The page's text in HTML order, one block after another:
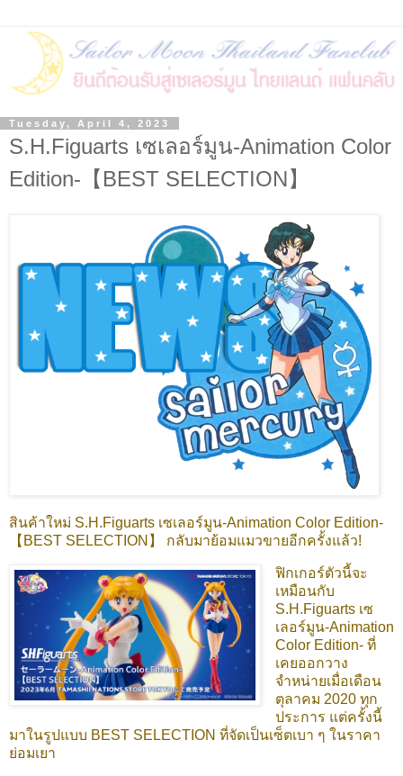
Tuesday, April 4, 2023
S.H.Figuarts เซเลอร์มูน-Animation Color
Edition-【BEST SELECTION】
สินค้าใหม่ S.H.Figuarts เซเลอร์มูน-Animation Color Edition-
【BEST SELECTION】 กลับมาย้อมแมวขายอีกครั้งแล้ว!
ฟิกเกอร์ตัวนี้จะ
เหมือนกับ
S.H.Figuarts เซ
เลอร์มูน-Animation
Color Edition- ที่
เคยออกวาง
จำหน่ายเมื่อเดือน
ตุลาคม 2020 ทุก
ประการ แต่ครั้งนี้
มาในรูปแบบ BEST SELECTION ที่จัดเป็นเซ็ตเบา ๆ ในราคา
ย่อมเยา